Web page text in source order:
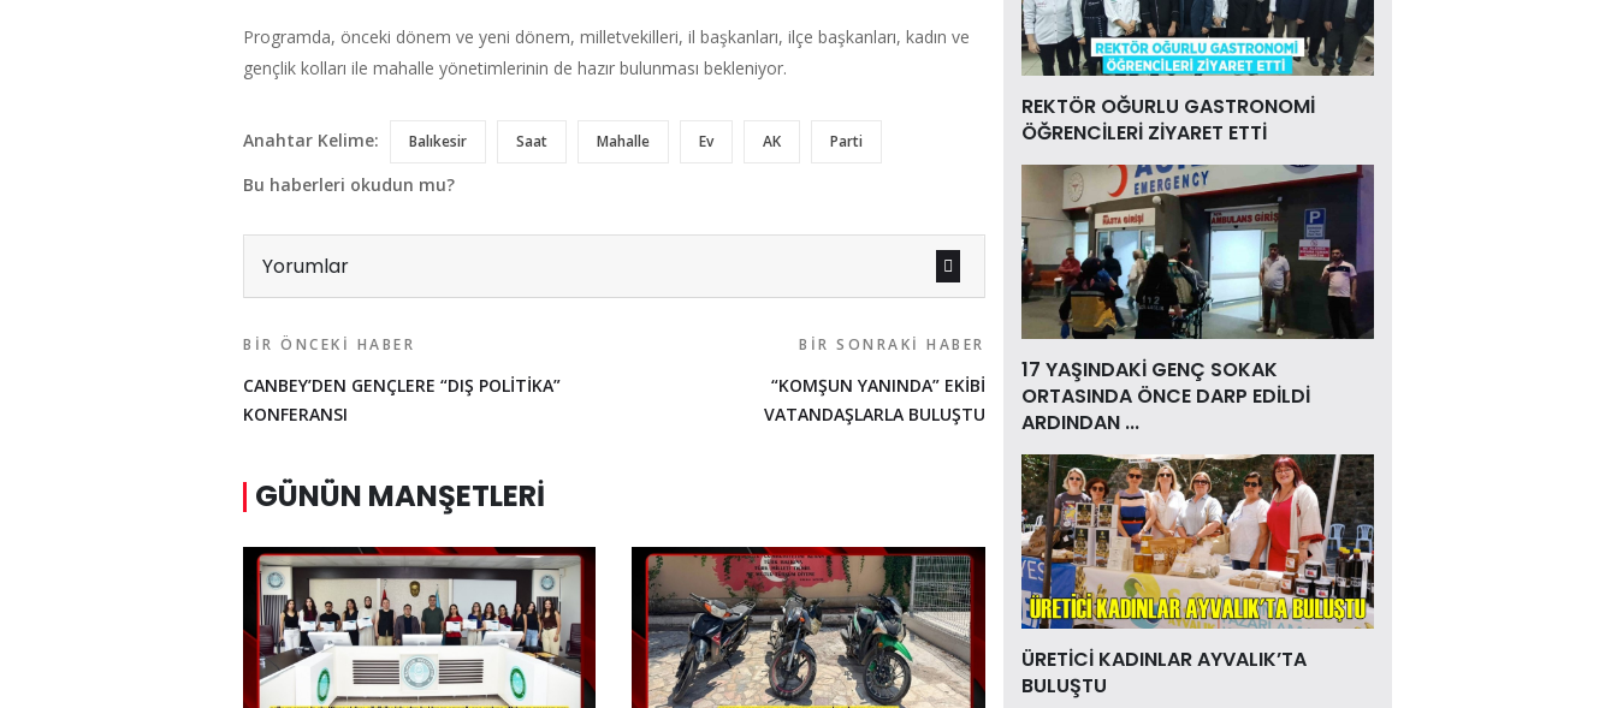
Programda, önceki dönem ve yeni dönem, milletvekilleri, il başkanları, ilçe başkanları, kadın ve
gençlik kolları ile mahalle yönetimlerinin de hazır bulunması bekleniyor.
Anahtar Kelime: Balıkesir Saat Mahalle Ev AK Parti
Bu haberleri okudun mu?
Yorumlar
BIR ÖNCEKI HABER
CANBEY’DEN GENÇLERE “DIŞ POLİTİKA”
KONFERANSI
BIR SONRAKI HABER
“KOMŞUN YANINDA” EKİBİ
VATANDAŞLARLA BULUŞTU
GÜNÜN MANŞETLERI
REKTÖR OĞURLU GASTRONOMİ
ÖĞRENCİLERİ ZİYARET ETTİ
17 YAŞINDAKİ GENÇ SOKAK
ORTASINDA ÖNCE DARP EDİLDİ
ARDINDAN ...
ÜRETİCİ KADINLAR AYVALIK’TA
BULUŞTU